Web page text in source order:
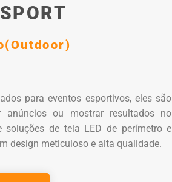
para eventos esportivos, eles são
anúncios ou mostrar resultados no
soluções de tela LED de perímetro e
design meticuloso e alta qualidade.